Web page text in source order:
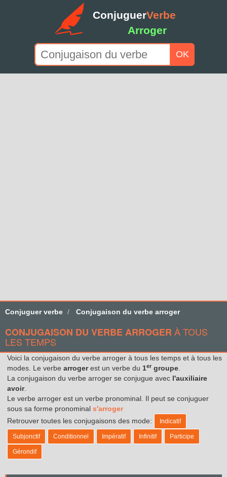
ConjuguerVerbe
Arroger
OK
Conjuguer verbe Conjugaison du verbe arroger
CONJUGAISON DU VERBE ARROGER À TOUS
LES TEMPS
Voici la conjugaison du verbe arroger à tous les temps et à tous les
modes. Le verbe arrogerest un verbe du 1er groupe
La conjugaison du verbe arroger se conjugue avec l'auxiliaire
avoir.
Le verbe arroger est un verbe pronominal. Il peut se conjuguer
sous sa forme pronominal s'arroger
Retrouver toutes les conjugaisons des mode:
Indicatif
Subjonctif Conditionnel Impératif Infinitif Participe
Gérondif